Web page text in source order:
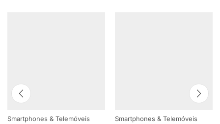
Smartphones & Telemóveis Smartphones & Telemóveis